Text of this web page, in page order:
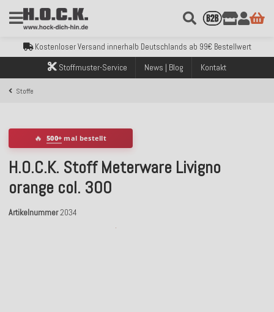
Kostenloser Versand innerhalb Deutschlands ab 99€ Bestellwert
Über 120.000 erfolgreich versendete Bestellungen
Kostenloser Versand innerhalb Deutschlands ab 99€ Bestellwert
Über 120.000 erfolgreich versendete Bestellungen
Sicher bezahlen mit Klarna, PayPal & Amazon Pay
Kostenloser Versand innerhalb Deutschlands ab 99€ Bestellwert
Stoffmuster-Service News | Blog Kontakt
Stoffe
🔥 500+ mal bestellt
H.O.C.K. Stoff Meterware Livigno
orange col. 300
Artikelnummer2034